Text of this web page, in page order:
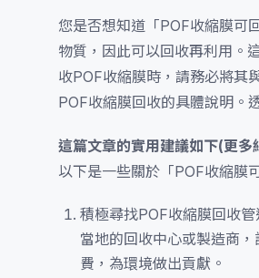
您是否想知道「POF收縮膜可
物質，因此可以回收再利用。
收POF收縮膜時，請務必將其
POF收縮膜回收的具體說明。
這篇文章的實用建議如下(更多
以下是一些關於「POF收縮膜
積極尋找POF收縮膜回收
當地的回收中心或製造商
費，為環境做出貢獻。